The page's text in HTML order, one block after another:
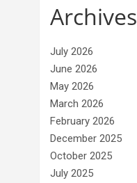
Archives
July 2026
June 2026
May 2026
March 2026
February 2026
December 2025
October 2025
July 2025